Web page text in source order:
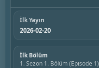
İlk Yayın
2026-02-20
İlk Bölüm
1. Sezon 1. Bölüm (⁨Episode 1⁩)